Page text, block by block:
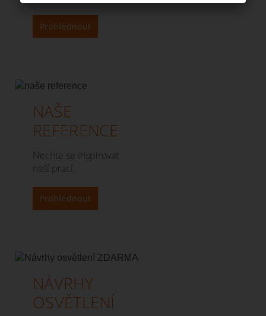
Prohlédnout
NAŠE
REFERENCE
Nechte se inspirovat
naší prací.
Prohlédnout
NÁVRHY
OSVĚTLENÍ